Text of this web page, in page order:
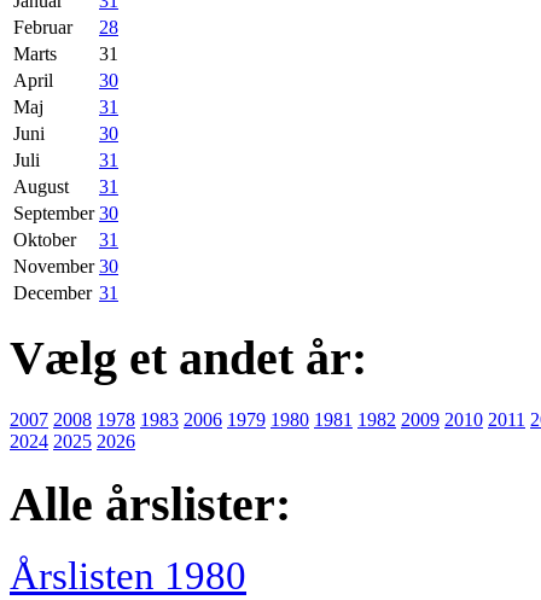
Februar
28
Marts
31
April
30
Maj
31
Juni
30
Juli
31
August
31
September 30
Oktober
31
November 30
December 31
Vælg et andet år:
2007 2008 1978 1983 2006 1979 1980 1981 1982 2009 2010 2011
2024 2025 2026
Alle årslister:
Årslisten 1980